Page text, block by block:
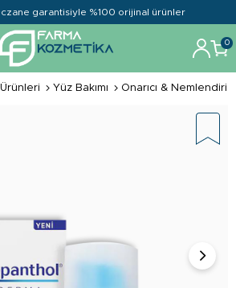
garantisiyle %100 orijinal ürünler
0
Yüz Bakımı Onarıcı &